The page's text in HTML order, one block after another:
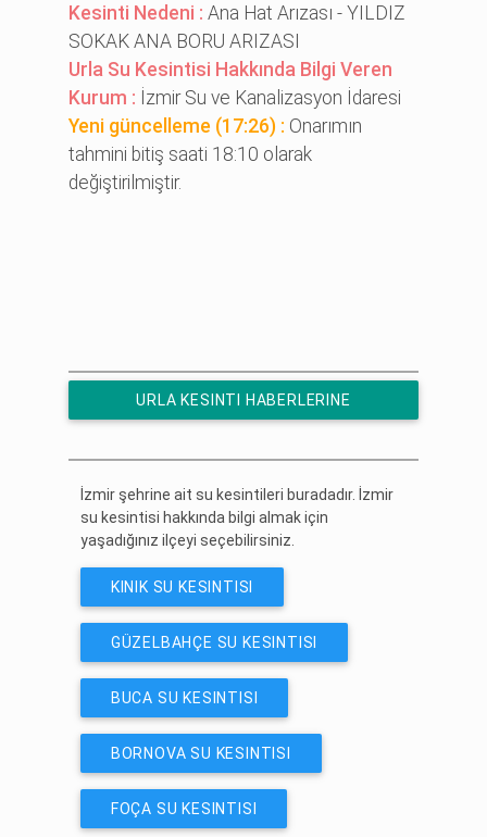
Kesinti Nedeni :Ana Hat Arızası - YILDIZ
SOKAK ANA BORU ARIZASI
Urla Su Kesintisi Hakkında Bilgi Veren
Kurum : İzmir Su ve Kanalizasyon İdaresi
Yeni güncelleme (17:26) : Onarımın
tahmini bitiş saati 18:10 olarak
değiştirilmiştir.
URLA KESINTI HABERLERINE
İzmir şehrine ait su kesintileri buradadır. İzmir
su kesintisi hakkında bilgi almak için
yaşadığınız ilçeyi seçebilirsiniz.
KINIK SU KESINTISI
GÜZELBAHÇE SU KESINTISI
BUCA SU KESINTISI
BORNOVA SU KESINTISI
FOÇA SU KESINTISI